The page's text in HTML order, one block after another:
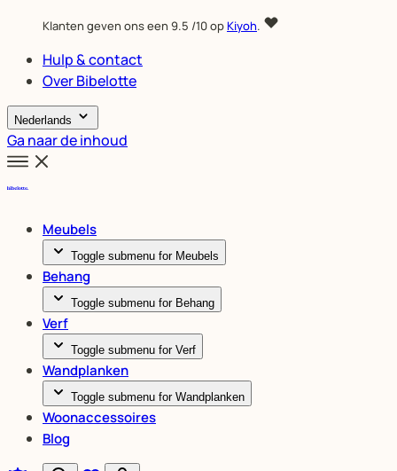
Klanten geven ons een 9.5 /10 opKiyoh.
Hulp & contact
Over Bibelotte
Nederlands
Ga naar de inhoud
Meubels
Toggle submenu for Meubels
Behang
Toggle submenu for Behang
Verf
Toggle submenu for Verf
Wandplanken
Toggle submenu for Wandplanken
Woonaccessoires
Blog